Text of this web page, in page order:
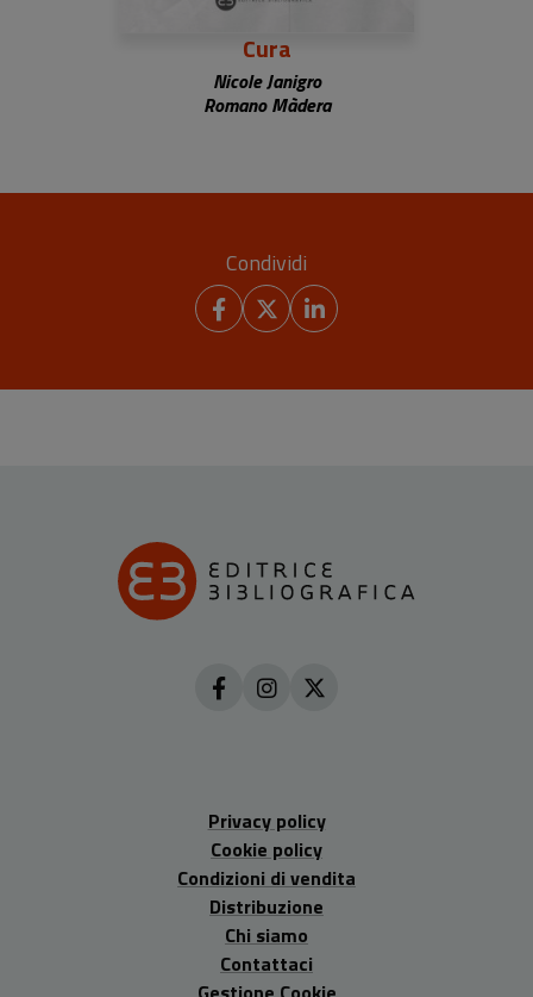
Cura
Nicole Janigro
Romano Màdera
Condividi
Privacy policy
Cookie policy
Condizioni di vendita
Distribuzione
Chi siamo
Contattaci